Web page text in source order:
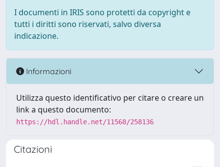
I documenti in IRIS sono protetti da copyright e
tutti i diritti sono riservati, salvo diversa
indicazione.
Informazioni
Utilizza questo identificativo per citare o creare un
link a questo documento:
https://hdl.handle.net/11568/258136
Citazioni